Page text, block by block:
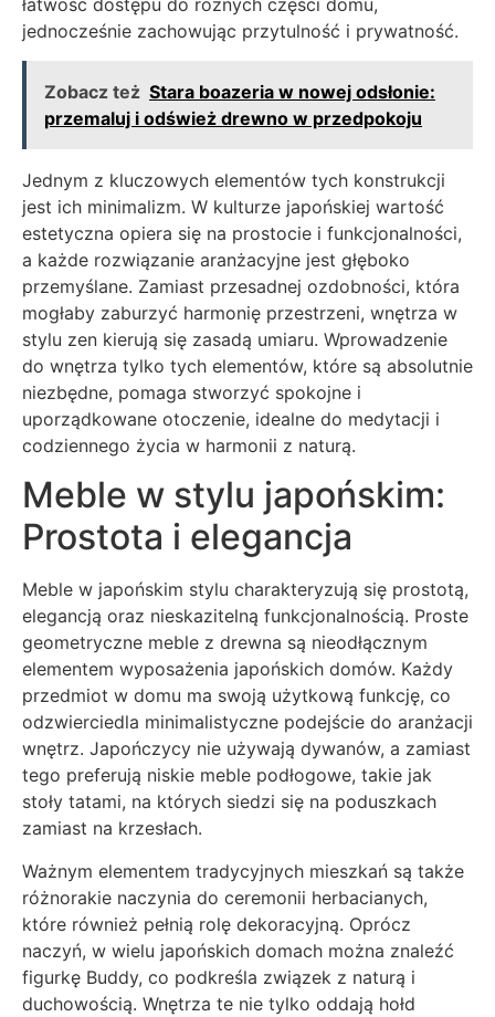
łatwość dostępu do różnych części domu,
jednocześnie zachowując przytulność i prywatność.
Zobacz też Stara boazeria w nowej odsłonie:
przemaluj i odśwież drewno w przedpokoju
Jednym z kluczowych elementów tych konstrukcji
jest ich minimalizm. W kulturze japońskiej wartość
estetyczna opiera się na prostocie i funkcjonalności,
a każde rozwiązanie aranżacyjne jest głęboko
przemyślane. Zamiast przesadnej ozdobności, która
mogłaby zaburzyć harmonię przestrzeni, wnętrza w
stylu zen kierują się zasadą umiaru. Wprowadzenie
do wnętrza tylko tych elementów, które są absolutnie
niezbędne, pomaga stworzyć spokojne i
uporządkowane otoczenie, idealne do medytacji i
codziennego życia w harmonii z naturą.
Meble w stylu japońskim:
Prostota i elegancja
Meble w japońskim stylu charakteryzują się prostotą,
elegancją oraz nieskazitelną funkcjonalnością. Proste
geometryczne meble z drewna są nieodłącznym
elementem wyposażenia japońskich domów. Każdy
przedmiot w domu ma swoją użytkową funkcję, co
odzwierciedla minimalistyczne podejście do aranżacji
wnętrz. Japończycy nie używają dywanów, a zamiast
tego preferują niskie meble podłogowe, takie jak
stoły tatami, na których siedzi się na poduszkach
zamiast na krzesłach.
Ważnym elementem tradycyjnych mieszkań są także
różnorakie naczynia do ceremonii herbacianych,
które również pełnią rolę dekoracyjną. Oprócz
naczyń, w wielu japońskich domach można znaleźć
figurkę Buddy, co podkreśla związek z naturą i
duchowością. Wnętrza te nie tylko oddają hołd